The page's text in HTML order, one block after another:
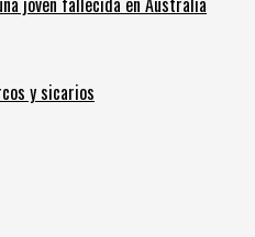
y sicarios